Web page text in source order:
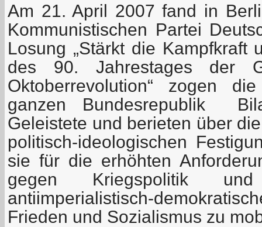
Am 21. April 2007 fand in
Kommunistischen Partei
Losung „Stärkt die Kampfkraft
des 90. Jahrestages der
Oktoberrevolution“ zogen
ganzen Bundesrepublik
Geleistete und berieten über
politisch-ideologischen
sie für die erhöhten
gegen Kriegspolitik
antiimperialistisch-
Frieden und Sozialismus zu